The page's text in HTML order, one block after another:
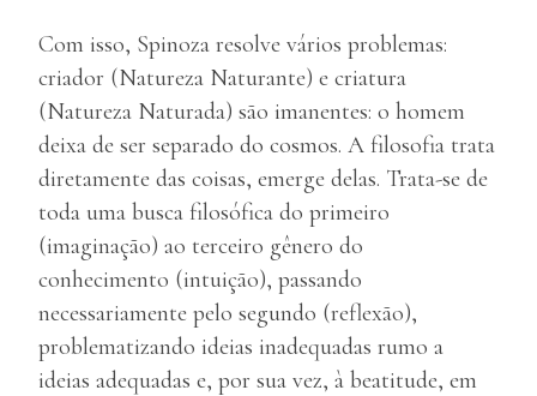
Com isso, Spinoza resolve vários problemas:
criador (Natureza Naturante) e criatura
(Natureza Naturada) são imanentes: o homem
deixa de ser separado do cosmos. A filosofia trata
diretamente das coisas, emerge delas. Trata-se de
toda uma busca filosófica do primeiro
(imaginação) ao terceiro gênero do
conhecimento (intuição), passando
necessariamente pelo segundo (reflexão),
problematizando ideias inadequadas rumo a
ideias adequadas e, por sua vez, à beatitude, em